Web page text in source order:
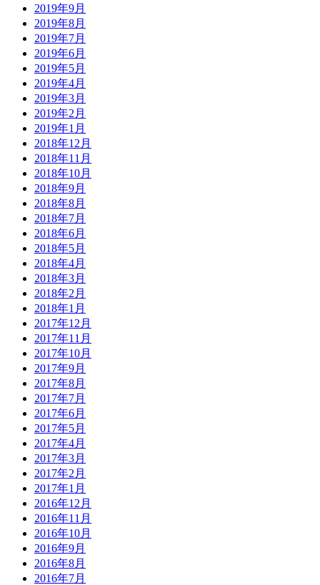
2019年9月
2019年8月
2019年7月
2019年6月
2019年5月
2019年4月
2019年3月
2019年2月
2019年1月
2018年12月
2018年11月
2018年10月
2018年9月
2018年8月
2018年7月
2018年6月
2018年5月
2018年4月
2018年3月
2018年2月
2018年1月
2017年12月
2017年11月
2017年10月
2017年9月
2017年8月
2017年7月
2017年6月
2017年5月
2017年4月
2017年3月
2017年2月
2017年1月
2016年12月
2016年11月
2016年10月
2016年9月
2016年8月
2016年7月